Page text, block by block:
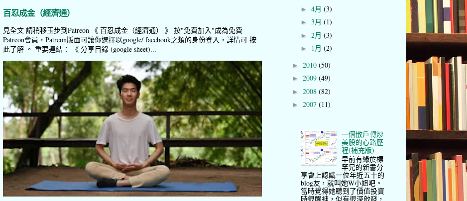
百忍成金（經濟通）
見全文 請稍移玉步到Patreon 《 百忍成金（經濟通） 》 按"免費加入"成為免費
Patreon會員，Patreon版面可讓你選擇以google/ facebook之類的身份登入，詳情可 按
此了解 。 重要連結： 《 分享目錄 (google sheet)...
► 4月 (3)
► 3月 (1)
► 2月 (3)
► 1月 (2)
► 2010 (50)
► 2009 (49)
► 2008 (82)
► 2007 (11)
一個散戶轉炒
美股的心路歷
程(補充版)
早前有緣於標
竿兄的新書分
享會上認識一位年近五十的
blog友，就叫她W小姐吧。
當時覺得她聽到了價值投資
時很醒神，似有很深啟發，